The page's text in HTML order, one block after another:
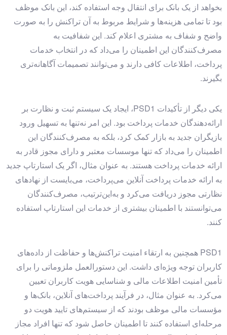
بخواهد از یک بانک برای انتقال وجه استفاده کند، این بانک موظف
بود تا تمامی هزینه‌ها و شرایط مربوط به آن تراکنش را به صورت
واضح و شفاف به مشتری اعلام کند. این شفافیت به
مصرف‌کنندگان این اطمینان را می‌داد که در انتخاب خدمات
پرداخت، اطلاعات کافی دارند و می‌توانند تصمیمات آگاهانه‌تری
بگیرند.
یکی دیگر از تأکیدات PSD1، ایجاد یک سیستم ثبت و نظارت بر
ارائه‌دهندگان خدمات پرداخت بود. این امر نه‌تنها به تسهیل ورود
بازیگران جدید به بازار کمک کرد، بلکه به مصرف‌کنندگان این
اطمینان را می‌داد که تنها موسسات معتبر و دارای مجوز قادر به
ارائه خدمات پرداخت هستند. به عنوان مثال، اگر یک استارتاپ جدید
به ارائه خدمات پرداخت آنلاین می‌پرداخت، می‌بایست از نهادهای
نظارتی مجوز دریافت می‌کرد و به‌این‌ترتیب، مصرف‌کنندگان
می‌توانستند با اطمینان بیشتری از خدمات این استارتاپ استفاده
کنند.
PSD1 همچنین به ارتقاء امنیت تراکنش‌ها و حفاظت از داده‌های
کاربران توجه ویژه‌ای داشت. این دستورالعمل ملزوماتی را برای
تأمین امنیت اطلاعات مالی و شناسایی هویت کاربران تعیین
می‌کرد. به عنوان مثال، در فرآیند پرداخت‌های آنلاین، بانک‌ها و
مؤسسات مالی موظف بودند که از سیستم‌های تایید هویت دو
مرحله‌ای استفاده کنند تا اطمینان حاصل شود که تنها افراد مجاز